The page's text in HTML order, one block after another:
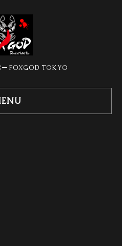
ーFOXGOD TOKYO